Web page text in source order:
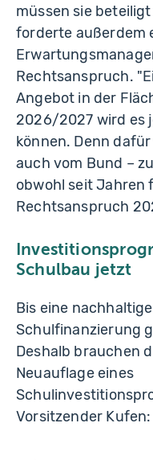
müssen sie
forderte außerdem
Rechtsanspruch.
Angebot in der
2026/2027 wird es
können. Denn
auch vom Bund –
obwohl seit Jahren
Rechtsanspruch
Schulbau jetzt
Bis eine
Schulfinanzierung
Deshalb brauchen
Neuauflage eines
Vorsitzender Kufen: